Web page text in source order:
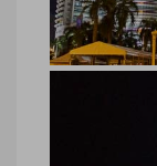
© Marie-